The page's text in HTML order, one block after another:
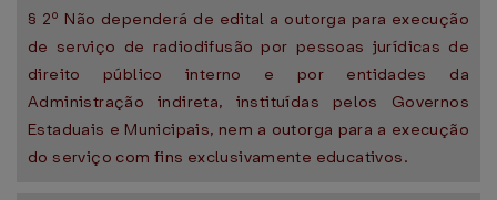
§ 2º Não dependerá de edital a outorga para execução
de serviço de radiodifusão por pessoas jurídicas de
direito público interno e por entidades da
Administração indireta, instituídas pelos Governos
Estaduais e Municipais, nem a outorga para a execução
do serviço com fins exclusivamente educativos.